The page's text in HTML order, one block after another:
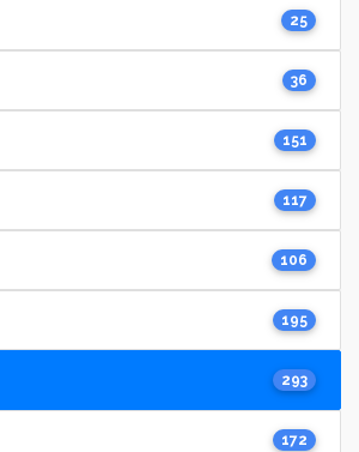
25
36
151
117
106
195
293
172